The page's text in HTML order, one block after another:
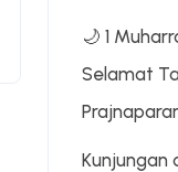
🌙 1
Selamat
Kunjungan